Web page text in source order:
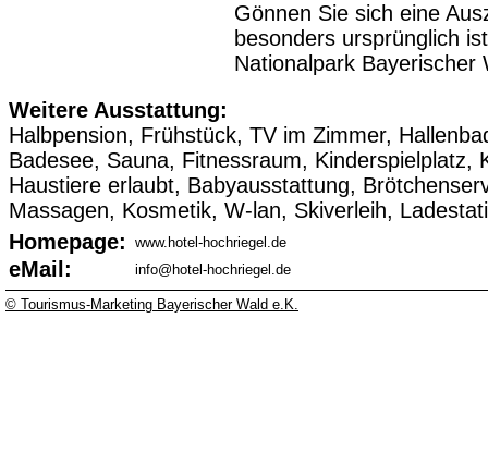
Gönnen Sie sich eine
besonders ursprünglich
Nationalpark Bayerischer
Weitere Ausstattung:
Halbpension, Frühstück, TV im Zimmer,
Badesee, Sauna, Fitnessraum, Kinderspielplatz,
Haustiere erlaubt, Babyausstattung,
Massagen, Kosmetik, W-lan, Skiverleih,
Homepage:
www.hotel-hochriegel.de
eMail: info@hotel-hochriegel.de
© Tourismus-Marketing Bayerischer Wald e.K.